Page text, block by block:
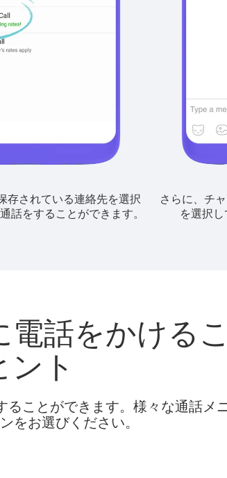
存されている連絡先を選択
話をすることができます。
さらに、チ
を選択し
話をかける
ント
ことができます。様々な通話メ
をお選びください。